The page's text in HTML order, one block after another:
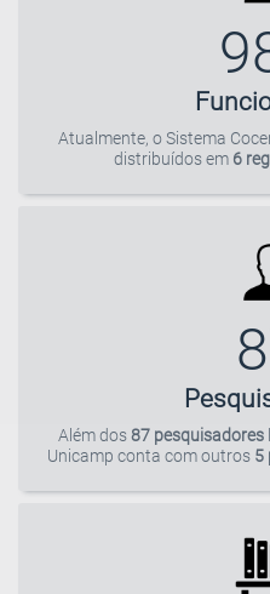
Atualmente, o Sistema
distribuídos em 6
Além dos87 pesquisadores
Unicamp conta com outros 5